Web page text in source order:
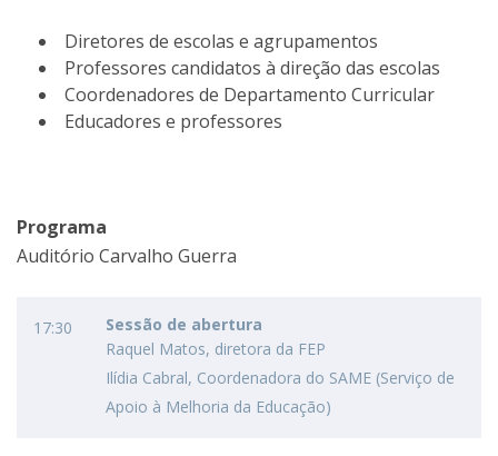
Diretores de escolas e agrupamentos
Professores candidatos à direção das escolas
Coordenadores de Departamento Curricular
Educadores e professores
Programa
Auditório Carvalho Guerra
17:30
Sessão de abertura
Raquel Matos, diretora da FEP
Ilídia Cabral, Coordenadora do SAME (Serviço de
Apoio à Melhoria da Educação)